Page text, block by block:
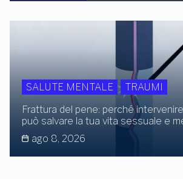
SALUTE MENTALE
TRAUMI
Frattura del pene: perché
può salvare la tua vita sessuale e
ago 8, 2026